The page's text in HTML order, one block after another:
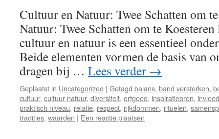
Cultuur en Natuur: Twee Schatten om
Natuur: Twee Schatten om te
cultuur en natuur is een essentieel
Beide elementen vormen de basis van
dragen bij … Lees verder →
Geplaatst in Uncategorized | Getagd balans, band versterken,
cultuur, cultuur natuur, diversiteit, erfgoed, inspiratiebron, invloed
praktisch niveau, relatie, respect, rijkdommen, rituelen,
tradities, waarden | Een reactie plaatsen